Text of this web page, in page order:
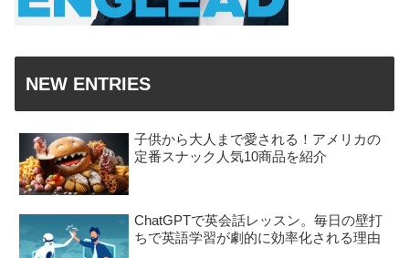
NEW ENTRIES
子供から大人まで愛される！アメリカの
定番スナック人気10商品を紹介
ChatGPTで英会話レッスン。毎日の壁打
ちで英語学習が劇的に効率化される理由